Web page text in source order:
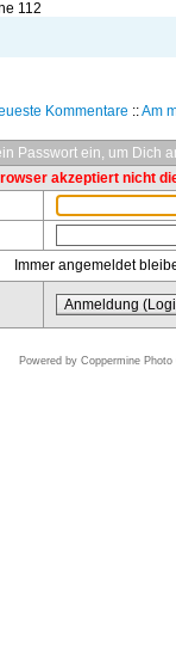
112
Kommentare ::Am
Passwort ein, um Dich
akzeptiert nicht
Immer angemeldet
Powered by Coppermine Photo